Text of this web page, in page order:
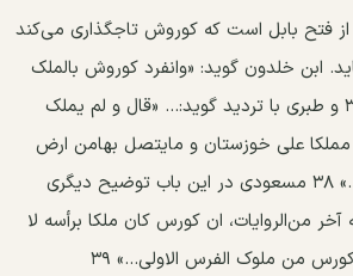
فتح بابل است که کوروش تاجگذاری می‌کند
ابن خلدون گوید: «وانفرد کوروش بالملک
علی فارس و ماذی...»۳۷ و طبری با تردید گوید:... «قال و لم یملک
علی خوزستان و مایتصل بهامن ارض
بابل من قبل کیقاوس...» ۳۸ مسعودی در این باب توضیح دیگری
من‌الروایات، ان کورس کان ملکا برأسه لا
من ملوک الفرس الاولی...» ۳۹